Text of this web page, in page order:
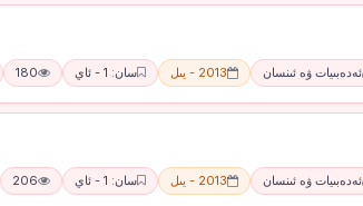
ئەدەبىيات ۋە ئىنسان 2013 - يىل سان: 1 - ئاي 180
ئەدەبىيات ۋە ئىنسان 2013 - يىل سان: 1 - ئاي 206